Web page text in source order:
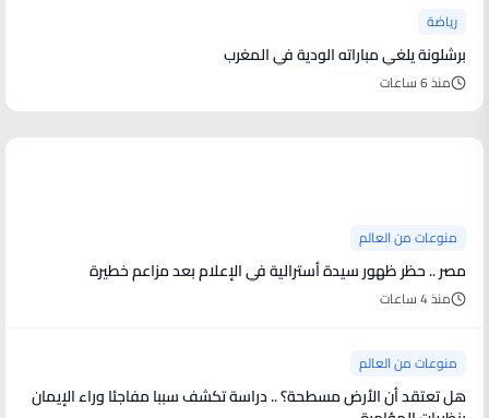
رياضة
برشلونة يلغي مباراته الودية في المغرب
منذ 6 ساعات
منوعات من العالم
مصر .. حظر ظهور سيدة أسترالية في الإعلام بعد مزاعم خطيرة
منذ 4 ساعات
منوعات من العالم
هل تعتقد أن الأرض مسطحة؟ .. دراسة تكشف سببا مفاجئا وراء الإيمان